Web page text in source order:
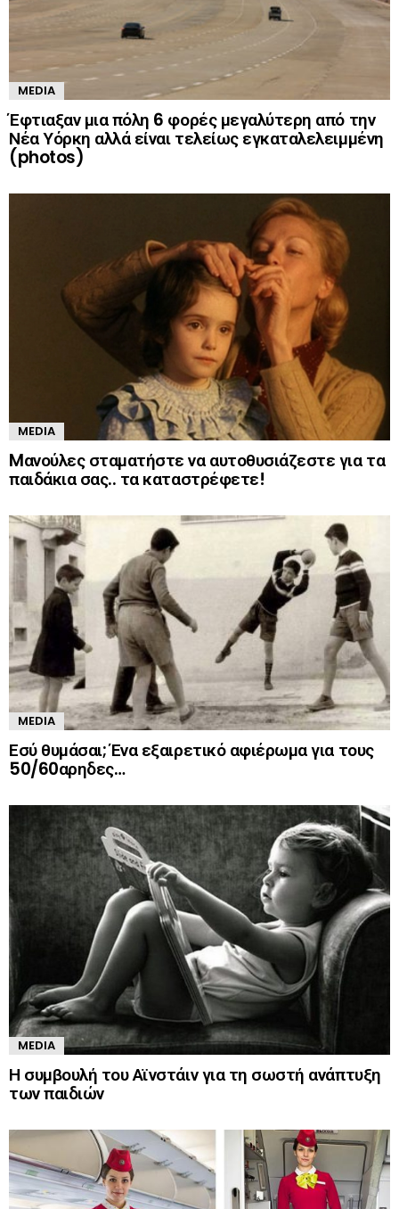
MEDIA
Έφτιαξαν μια πόλη 6 φορές μεγαλύτερη από την
Νέα Υόρκη αλλά είναι τελείως εγκαταλελειμμένη
(photos)
MEDIA
Mανούλες σταματήστε να αυτοθυσιάζεστε για τα
παιδάκια σας.. τα καταστρέφετε!
MEDIA
Εσύ θυμάσαι; Ένα εξαιρετικό αφιέρωμα για τους
50/60αρηδες…
MEDIA
Η συμβουλή του Αϊνστάιν για τη σωστή ανάπτυξη
των παιδιών